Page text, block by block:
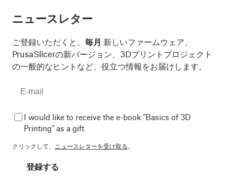
ニュースレター
ご登録いただくと、 毎月 新しいファームウェア、
PrusaSlicerの新バージョン、3Dプリントプロジェクト
の一般的なヒントなど、役立つ情報をお届けします。
I would like to receive the e-book "Basics of 3D
Printing" as a gift
クリックして、 ニュースレターを受け取る。
登録する